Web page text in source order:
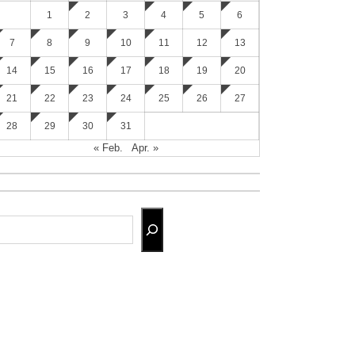
1 2 3 4 5 6
7 8 9 10 11 12 13
14 15 16 17 18 19 20
21 22 23 24 25 26 27
28 29 30 31
« Feb. Apr. »